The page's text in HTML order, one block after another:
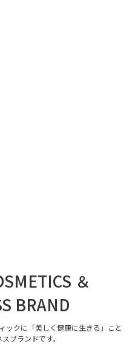
＆
BRAND
ックに「美しく健康に生きる」こと
ブランドです。